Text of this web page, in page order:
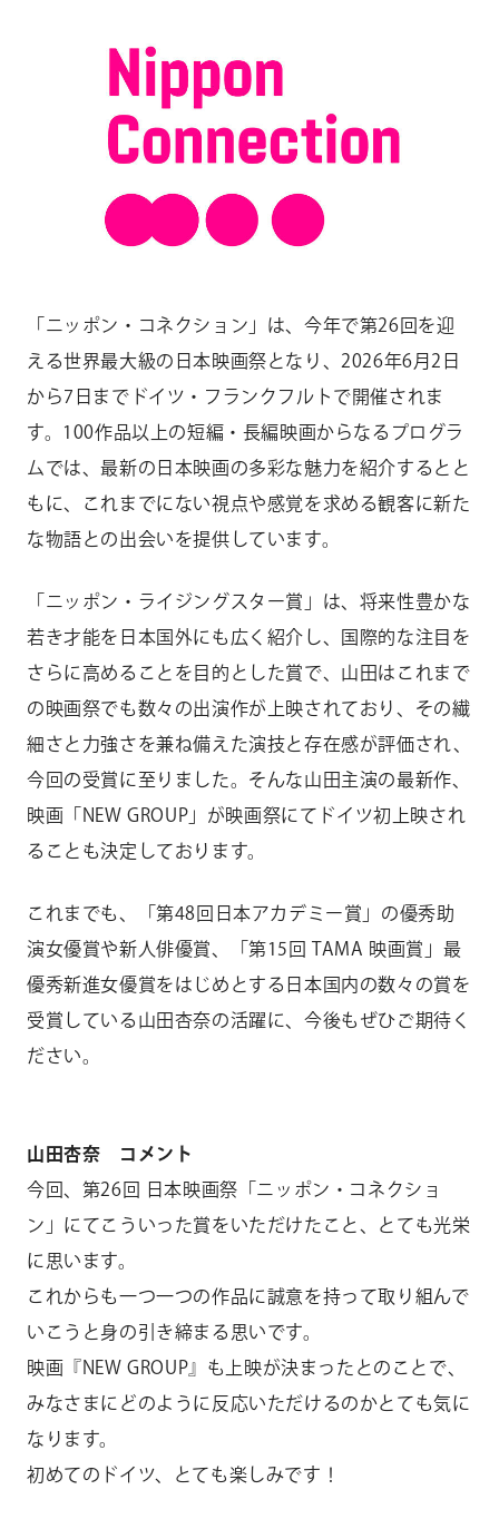
「ニッポン・コネクション」は、今年で第26 回を迎
える世界最大級の日本映画祭となり、 2026年6月 2 日
から7 日までドイツ・フランクフルトで開催されま
す。
100作品以上の短編・長編映画からなるプログラ
ムでは、最新の日本映画の多彩な魅力を紹介するとと
もに、これまでにない視点や感覚を求める観客に新た
な物語との出会いを提供しています。
「ニッポン・ライジングスター賞」は、将来性豊かな
若き才能を日本国外にも広く紹介し、国際的な注目を
さらに高めることを目的とした賞で、山田はこれまで
の映画祭でも数々の出演作が上映されており、その繊
細さと力強さを兼ね備えた演技と存在感が評価され、
今回の受賞に至りました。そんな山田主演の最新作、
映画「
NEW GROUP」 が映画祭にてドイツ初上映され
ることも決定しております。
これまでも、「第48 回日本アカデミー賞」の優秀助
演女優賞や新人俳優賞、「第15 回 TAMA 映画賞」最
優秀新進女優賞をはじめとする日本国内の数々の賞を
受賞している山田杏奈の活躍に、今後もぜひご期待く
ださい。
山田杏奈 コメント
今回、第26回 ⽇本映画祭「ニッポン・コネクショ
ン」にてこういった賞をいただけたこと、とても光栄
に思います。
これからも一つ一つの作品に誠意を持って取り組んで
いこうと身の引き締まる思いです。
映画『NEW GROUP』も上映が決まったとのことで、
みなさまにどのように反応いただけるのかとても気に
なります。
初めてのドイツ、とても楽しみです！